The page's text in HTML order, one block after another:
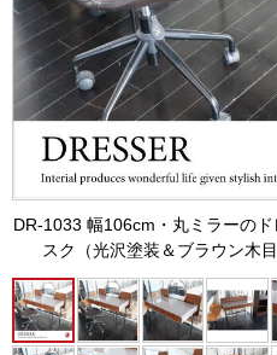
DR-1033 幅106cm・丸ミラーの
スク（光沢塗装＆ブラウン木